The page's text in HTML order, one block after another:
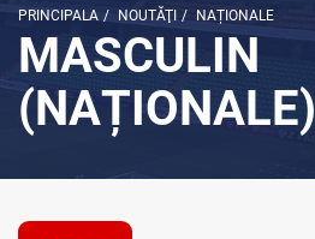
PRINCIPALA / NOUTĂŢI / NAȚIONALE
MASCULIN
(NAȚIONALE)